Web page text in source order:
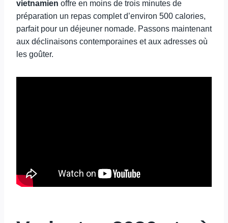
vietnamien offre en moins de trois minutes de
préparation un repas complet d’environ 500 calories,
parfait pour un déjeuner nomade. Passons maintenant
aux déclinaisons contemporaines et aux adresses où
les goûter.